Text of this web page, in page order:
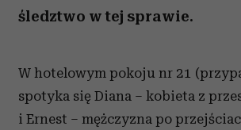
śledztwo w tej sprawie.
W hotelowym pokoju nr 21
spotyka się Diana – kobieta z
i Ernest – mężczyzna po